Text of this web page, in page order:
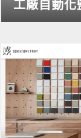
工廠自動